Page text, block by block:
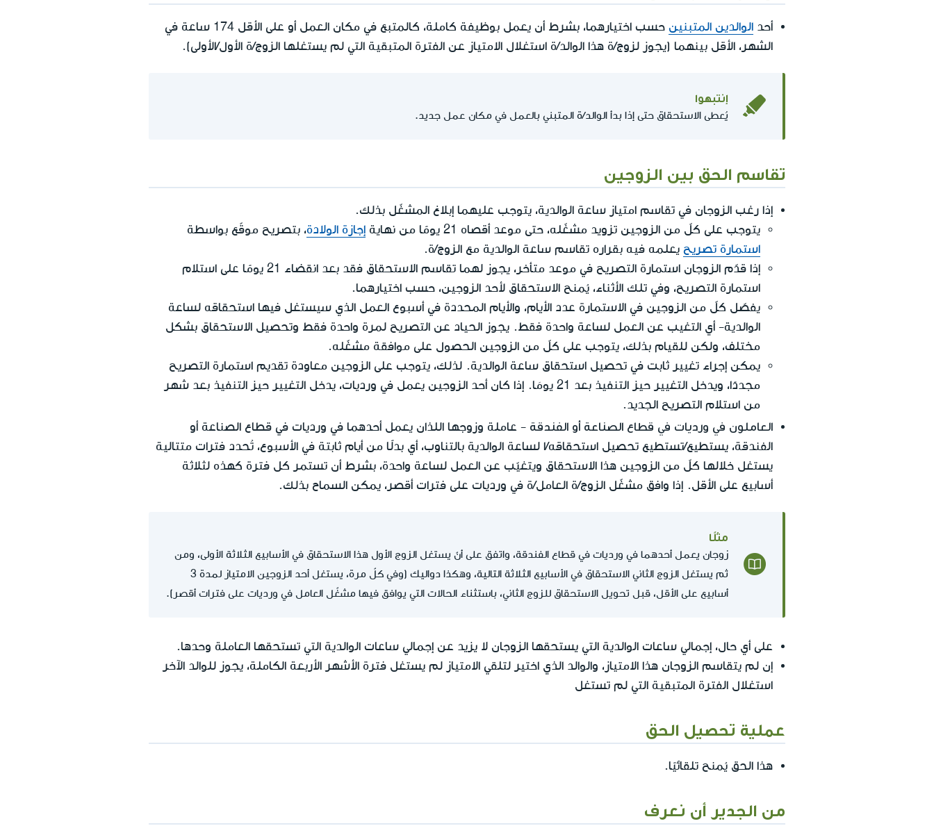
أحد الوالدين المتبنين
حسب اختيارهما، بشرط أن يعمل بوظيفة كاملة، كالمتبع في مكان العمل أو على الأقل 174 ساعة في
الشهر، الأقل بينهما (يجوز لزوج/ة هذا الوالد/ة استغلال الامتياز عن الفترة المتبقية التي لم يستغلها الزوج/ة الأول/الأولى).
إنتبهوا
يُعطى الاستحقاق حتى إذا بدأ الوالد/ة المتبني بالعمل في مكان عمل جديد.
تقاسم الحق بين الزوجين
إذا رغب الزوجان في تقاسم امتياز ساعة الوالدية، يتوجب عليهما إبلاغ المشغّل بذلك.
يتوجب على كلّ من الزوجين تزويد مشغّله، حتى موعد أقصاه 21 يومًا من نهاية
إجازة الولادة، بتصريح موقّع بواسطة
استمارة تصريح يعلمه فيه بقراره تقاسم ساعة الوالدية مع الزوج/ة.
إذا قدّم الزوجان استمارة التصريح في موعد متأخر، يجوز لهما تقاسم الاستحقاق فقد بعد انقضاء 21 يومًا على استلام
استمارة التصريح، وفي تلك الأثناء، يُمنح الاستحقاق لأحد الزوجين، حسب اختيارهما.
يفصّل كلّ من الزوجين في الاستمارة عدد الأيام، والأيام المحددة في أسبوع العمل الذي سيستغل فيها استحقاقه لساعة
الوالدية- أي التغيب عن العمل لساعة واحدة فقط. يجوز الحياد عن التصريح لمرة واحدة فقط وتحصيل الاستحقاق بشكل
مختلف، ولكن للقيام بذلك، يتوجب على كلّ من الزوجين الحصول على موافقة مشغّله.
يمكن إجراء تغيير ثابت في تحصيل استحقاق ساعة الوالدية. لذلك، يتوجب على الزوجين معاودة تقديم استمارة التصريح
مجددًا، ويدخل التغيير حيز التنفيذ بعد 21 يومَا. إذا كان أحد الزوجين يعمل في ورديات، يدخل التغيير حيز التنفيذ بعد شهر
من استلام التصريح الجديد.
العاملون في ورديات في قطاع الصناعة أو الفندقة - عاملة وزوجها اللذان يعمل أحدهما في ورديات في قطاع الصناعة أو
الفندقة، يستطيع/تستطيع تحصيل استحقاقه/ا لساعة الوالدية بالتناوب، أي بدلًا من أيام ثابتة في الأسبوع، تُحدد فترات متتالية
يستغل خلالها كلّ من الزوجين هذا الاستحقاق ويتغيّب عن العمل لساعة واحدة، بشرط أن تستمر كل فترة كهذه لثلاثة
أسابيع على الأقل. إذا وافق مشغّل الزوج/ة العامل/ة في ورديات على فترات أقصر، يمكن السماح بذلك.
مثلًا
زوجان يعمل أحدهما في ورديات في قطاع الفندقة، واتفق على أنّ يستغل الزوج الأول هذا الاستحقاق في الأسابيع الثلاثة الأولى، ومن
ثم يستغل الزوج الثاني الاستحقاق في الأسابيع الثلاثة التالية، وهكذا دواليك (وفي كلّ مرة، يستغل أحد الزوجين الامتياز لمدة 3
أسابيع على الأقل، قبل تحويل الاستحقاق للزوج الثاني، باستثناء الحالات التي يوافق فيها مشغّل العامل في ورديات على فترات أقصر).
على أي حال، إجمالي ساعات الوالدية التي يستحقها الزوجان لا يزيد عن إجمالي ساعات الوالدية التي تستحقها العاملة وحدها.
إن لم يتقاسم الزوجان هذا الامتياز، والوالد الذي اختير لتلقي الامتياز لم يستغل فترة الأشهر الأربعة الكاملة، يجوز للوالد الآخر
استغلال الفترة المتبقية التي لم تستغل
عملية تحصيل الحق
هذا الحق يُمنح تلقائيًا.
من الجدير أن نعرف